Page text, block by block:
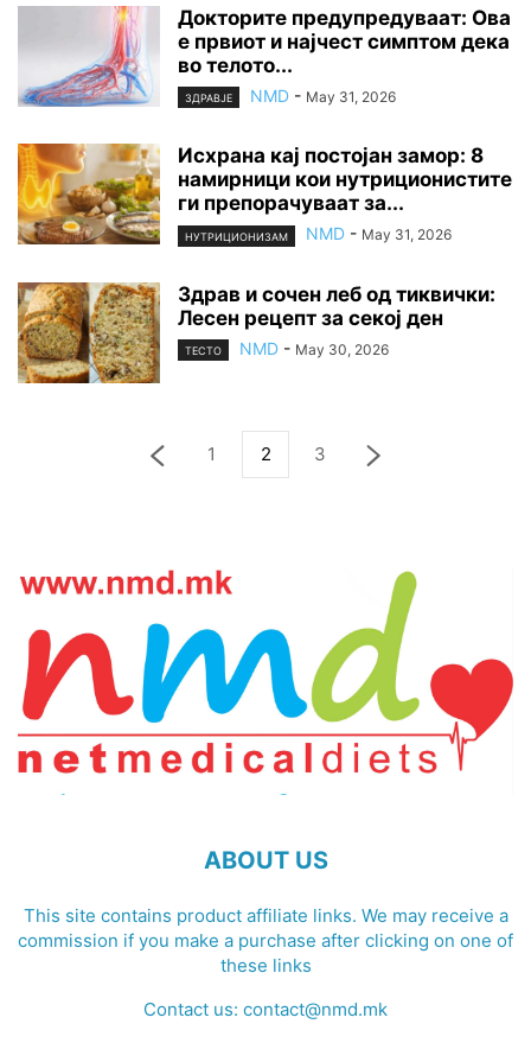
Докторите предупредуваат: Ова
е првиот и најчест симптом дека
во телото...
ЗДРАВЈЕ NMD - May 31, 2026
Исхрана кај постојан замор: 8
намирници кои нутриционистите
ги препорачуваат за...
НУТРИЦИОНИЗАМ NMD - May 31, 2026
Здрав и сочен леб од тиквички:
Лесен рецепт за секој ден
ТЕСТО NMD - May 30, 2026
1 2 3
ABOUT US
This site contains product affiliate links. We may receive a
commission if you make a purchase after clicking on one of
these links
Contact us: contact@nmd.mk